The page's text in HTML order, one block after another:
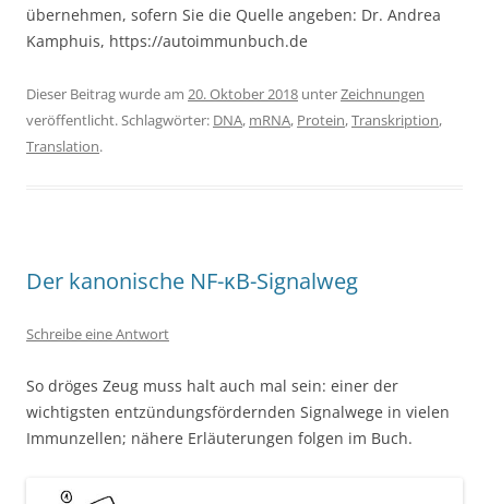
übernehmen, sofern Sie die Quelle angeben: Dr. Andrea
Kamphuis, https://autoimmunbuch.de
Dieser Beitrag wurde am 20. Oktober 2018 unterZeichnungen
veröffentlicht. Schlagwörter: DNA, mRNA, Protein,Transkription,
Translation.
Der kanonische NF-κB-Signalweg
Schreibe eine Antwort
So dröges Zeug muss halt auch mal sein: einer der
wichtigsten entzündungsfördernden Signalwege in vielen
Immunzellen; nähere Erläuterungen folgen im Buch.